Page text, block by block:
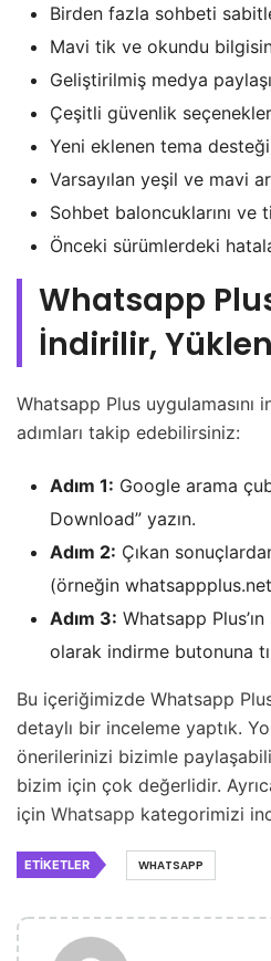
Birden fazla sohbeti
Mavi tik ve okundu
Geliştirilmiş medya
Çeşitli güvenlik
Yeni eklenen tema desteği
Varsayılan yeşil ve mavi
Sohbet baloncuklarını
Önceki sürümlerdeki
Whatsapp
İndirilir,
Whatsapp Plus uygulamasını
adımları takip edebilirsiniz:
Adım 1: Google arama
Download” yazın.
Adım 2: Çıkan
(örneğin
Adım 3: Whatsapp
olarak indirme butonuna
Bu içeriğimizde Whatsapp
detaylı bir inceleme yaptık.
önerilerinizi bizimle
bizim için çok değerlidir.
için Whatsapp kategorimizi
ETIKETLER WHATSAPP